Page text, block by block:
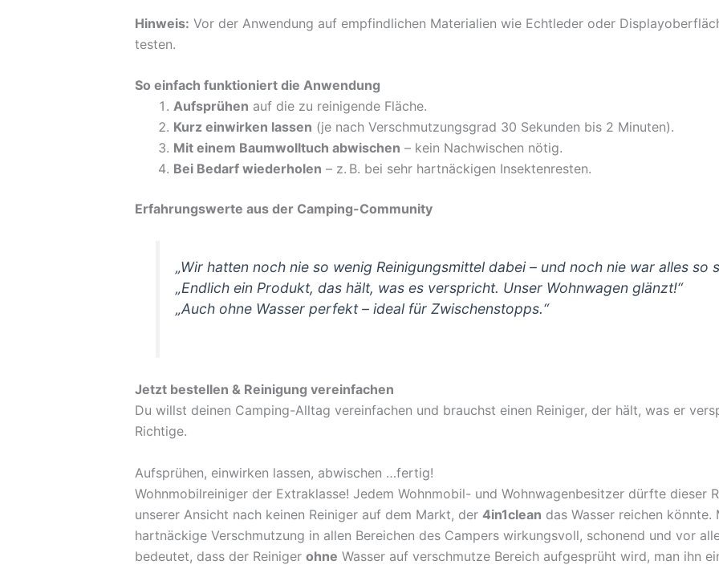
Hinweis: Vor der Anwendung auf empfindlichen Materialien wie Echtleder oder
testen.
So einfach funktioniert die Anwendung
Aufsprühen auf die zu reinigende Fläche.
Kurz einwirken lassen (je nach Verschmutzungsgrad 30 Sekunden bis 2 Minuten).
Mit einem Baumwolltuch abwischen – kein Nachwischen nötig.
Bei Bedarf wiederholen – z. B. bei sehr hartnäckigen Insektenresten.
Erfahrungswerte aus der Camping-Community
„Wir hatten noch nie so wenig Reinigungsmittel dabei – und noch nie war alles so
„Endlich ein Produkt, das hält, was es verspricht. Unser Wohnwagen glänzt!“
„Auch ohne Wasser perfekt – ideal für Zwischenstopps.“
Jetzt bestellen & Reinigung vereinfachen
Du willst deinen Camping-Alltag vereinfachen und brauchst einen Reiniger, der hält, was er
Richtige.
Aufsprühen, einwirken lassen, abwischen …fertig!
Wohnmobilreiniger der Extraklasse! Jedem Wohnmobil- und Wohnwagenbesitzer dürfte dieser
unserer Ansicht nach keinen Reiniger auf dem Markt, der 4in1clean das Wasser reichen
hartnäckige Verschmutzung in allen Bereichen des Campers wirkungsvoll, schonend und vor
bedeutet, dass der Reiniger ohne Wasser auf verschmutze Bereich aufgesprüht wird, man ihn